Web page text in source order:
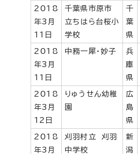
2018
年3月
11日
千葉県市原市
立ちはら台桜小
学校
千
葉
県
2018
年3月
11日
中務一犀・妙子
兵
庫
県
2018
年3月
12日
りゅうせん幼稚
園
広
島
県
2018
年3月
刈羽村立 刈羽
中学校
新
潟